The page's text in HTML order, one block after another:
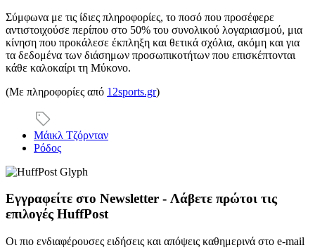
Σύμφωνα με τις ίδιες πληροφορίες, το ποσό που προσέφερε
αντιστοιχούσε περίπου στο 50% του συνολικού λογαριασμού, μια
κίνηση που προκάλεσε έκπληξη και θετικά σχόλια, ακόμη και για
τα δεδομένα των διάσημων προσωπικοτήτων που επισκέπτονται
κάθε καλοκαίρι τη Μύκονο.
(Με πληροφορίες από 12sports.gr)
Μάικλ Τζόρνταν
Ρόδος
Εγγραφείτε στο Newsletter - Λάβετε πρώτοι τις
επιλογές HuffPost
Οι πιο ενδιαφέρουσες ειδήσεις και απόψεις καθημερινά στο e-mail